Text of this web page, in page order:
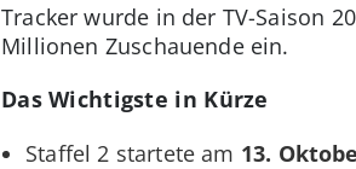
Tracker wurde in der TV-Saison
Millionen Zuschauende ein.
Das Wichtigste in Kürze
Staffel 2 startete am 13.